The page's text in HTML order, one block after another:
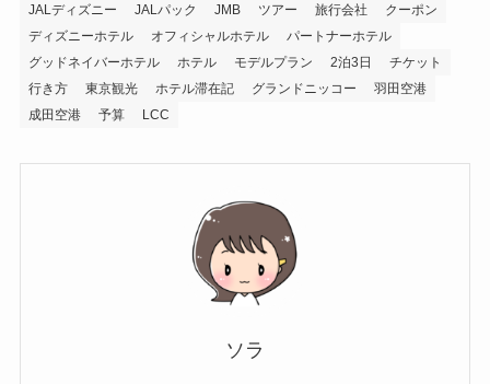
JALディズニー JALパック JMB ツアー 旅行会社
クーポン
ディズニーホテル
オフィシャルホテル
パートナーホテル
グッドネイバーホテル
ホテル モデルプラン 2泊3日
チケット
行き方
東京観光 ホテル滞在記 グランドニッコー
羽田空港
成田空港
予算 LCC
ソラ